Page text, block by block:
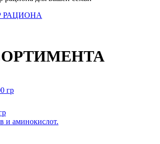
РАЦИОНА
и аминокислот.